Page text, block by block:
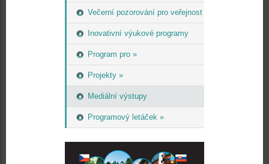
Večerní pozorování pro veřejnost
Inovativní výukové programy
Program pro »
Projekty »
Mediální výstupy
Programový letáček »